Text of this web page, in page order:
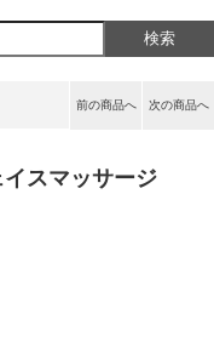
次の商品へ
前の商品へ
スマッサージ